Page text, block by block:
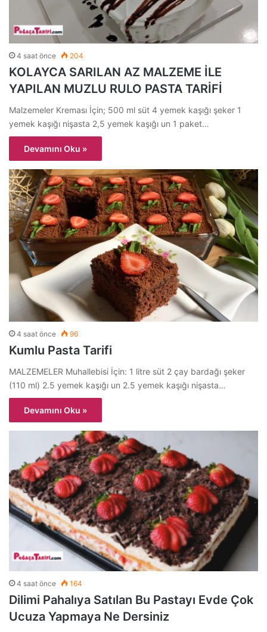
4 saat önce 204
KOLAYCA SARILAN AZ MALZEME İLE
YAPILAN MUZLU RULO PASTA TARİFİ
Malzemeler Kreması İçin; 500 ml süt 4 yemek kaşığı şeker 1
yemek kaşığı nişasta 2,5 yemek kaşığı un 1 paket…
Devamını Oku »
4 saat önce 96
Kumlu Pasta Tarifi
MALZEMELER Muhallebisi İçin: 1 litre süt 2 çay bardağı şeker
(110 ml) 2.5 yemek kaşığı un 2.5 yemek kaşığı nişasta…
Devamını Oku »
4 saat önce 164
Dilimi Pahalıya Satılan Bu Pastayı Evde Çok
Ucuza Yapmaya Ne Dersiniz